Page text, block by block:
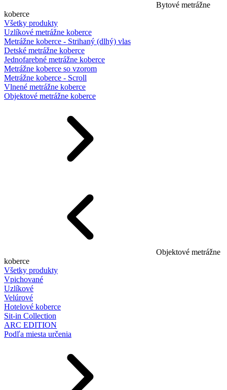
Bytové metrážne
koberce
Všetky produkty
Uzlíkové metrážne koberce
Metrážne koberce - Strihaný (dlhý) vlas
Detské metrážne koberce
Jednofarebné metrážne koberce
Metrážne koberce so vzorom
Metrážne koberce - Scroll
Vlnené metrážne koberce
Objektové metrážne koberce
Objektové metrážne
koberce
Všetky produkty
Vpichované
Uzlíkové
Velúrové
Hotelové koberce
Sit-in Collection
ARC EDITION
Podľa miesta určenia